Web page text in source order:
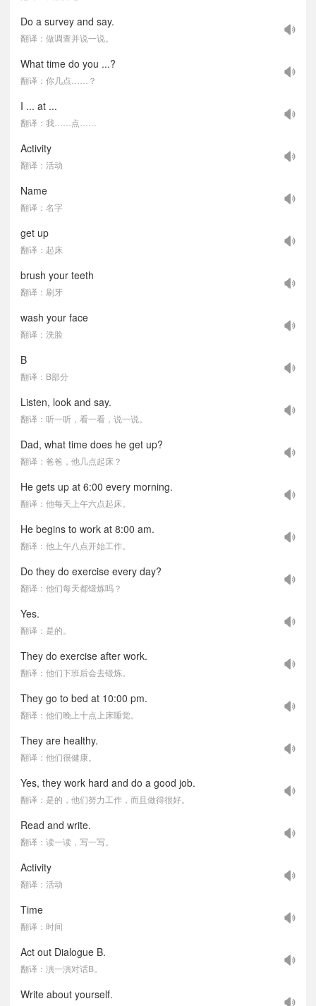
Do a survey and say.
翻译：做调查并说一说。
What time do you ...?
翻译：你几点……？
I ... at ...
翻译：我……点……
Activity
翻译：活动
Name
翻译：名字
get up
翻译：起床
brush your teeth
翻译：刷牙
wash your face
翻译：洗脸
B
翻译：B部分
Listen, look and say.
翻译：听一听，看一看，说一说。
Dad, what time does he get up?
翻译：爸爸，他几点起床？
He gets up at 6:00 every morning.
翻译：他每天上午六点起床。
He begins to work at 8:00 am.
翻译：他上午八点开始工作。
Do they do exercise every day?
翻译：他们每天都锻炼吗？
Yes.
翻译：是的。
They do exercise after work.
翻译：他们下班后会去锻炼。
They go to bed at 10:00 pm.
翻译：他们晚上十点上床睡觉。
They are healthy.
翻译：他们很健康。
Yes, they work hard and do a good job.
翻译：是的，他们努力工作，而且做得很好。
Read and write.
翻译：读一读，写一写。
Activity
翻译：活动
Time
翻译：时间
Act out Dialogue B.
翻译：演一演对话B。
Write about yourself.